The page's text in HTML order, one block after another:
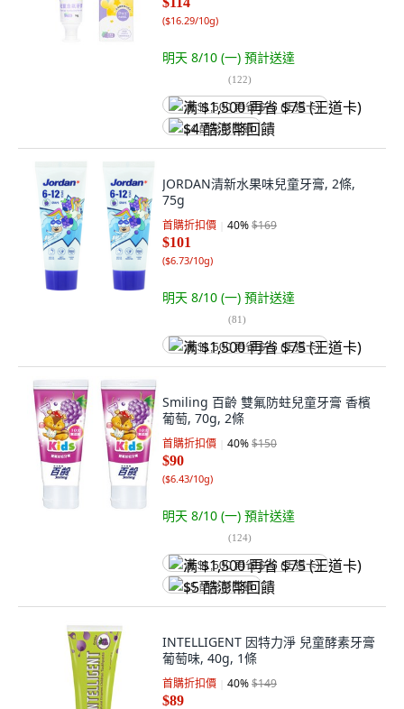
($16.29/10g)
明天 8/10 (一) 預計送達
(122)
满 $1,500 再省 $75 (王道卡)
$4 酷澎幣回饋
JORDAN清新水果味兒童牙膏, 2條,
75g
首購折扣價 40%$169
$101
($6.73/10g)
明天 8/10 (一) 預計送達
(81)
满 $1,500 再省 $75 (王道卡)
Smiling 百齡 雙氟防蛀兒童牙膏 香檳
葡萄, 70g, 2條
首購折扣價 40%$150
$90
($6.43/10g)
明天 8/10 (一) 預計送達
(124)
满 $1,500 再省 $75 (王道卡)
$5 酷澎幣回饋
INTELLIGENT 因特力淨 兒童酵素牙膏
葡萄味, 40g, 1條
首購折扣價 40%$149
$89